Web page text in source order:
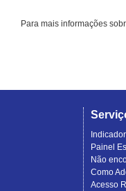
Para mais informações
Painel
Não
Como
Acesso